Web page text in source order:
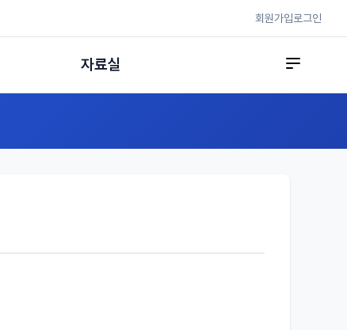
회원가입로그인
자료실